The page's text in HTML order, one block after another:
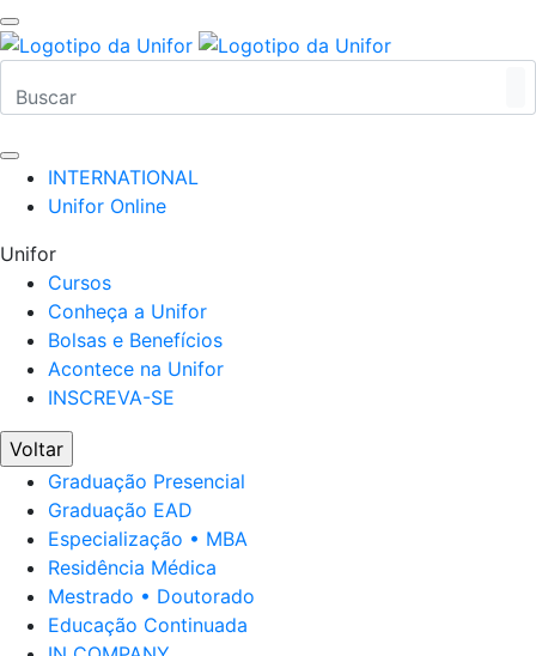
INTERNATIONAL
Unifor Online
Unifor
Cursos
Conheça a Unifor
Bolsas e Benefícios
Acontece na Unifor
INSCREVA-SE
Voltar
Graduação Presencial
Graduação EAD
Especialização • MBA
Residência Médica
Mestrado • Doutorado
Educação Continuada